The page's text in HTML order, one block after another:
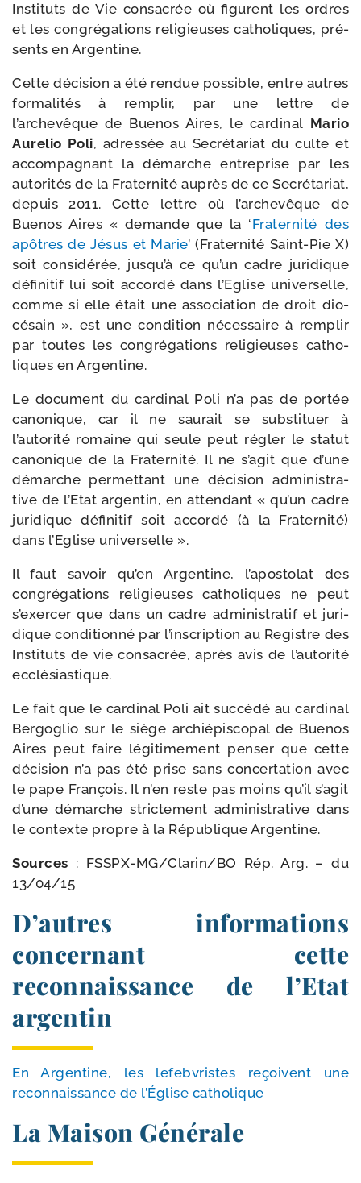
Instituts de Vie consa­crée où figurent les ordres
et les congré­ga­tions reli­gieuses catho­liques, pré­
sents en Argentine.
Cette déci­sion a été ren­due pos­sible, entre autres
for­ma­li­tés à rem­plir, par une lettre de
l’archevêque de Buenos Aires, le car­di­nal Mario
Aurelio Poli, adres­sée au Secrétariat du culte et
accom­pa­gnant la démarche entre­prise par les
auto­ri­tés de la Fraternité auprès de ce Secrétariat,
depuis 2011. Cette lettre où l’archevêque de
Buenos Aires « demande que la ‘Fraternité des
apôtres de Jésus et Marie’ (Fraternité Saint-​Pie X)
soit consi­dé­rée, jusqu’à ce qu’un cadre juri­dique
défi­ni­tif lui soit accor­dé dans l’Eglise uni­ver­selle,
comme si elle était une asso­cia­tion de droit dio­
cé­sain », est une condi­tion néces­saire à rem­plir
par toutes les congré­ga­tions reli­gieuses catho­
liques en Argentine.
Le docu­ment du car­di­nal Poli n’a pas de por­tée
cano­nique, car il ne sau­rait se sub­sti­tuer à
l’autorité romaine qui seule peut régler le sta­tut
cano­nique de la Fraternité. Il ne s’agit que d’une
démarche per­met­tant une déci­sion admi­nis­tra­
tive de l’Etat argen­tin, en atten­dant « qu’un cadre
juri­dique défi­ni­tif soit accor­dé (à la Fraternité)
dans l’Eglise universelle ».
Il faut savoir qu’en Argentine, l’apostolat des
congré­ga­tions reli­gieuses catho­liques ne peut
s’exercer que dans un cadre admi­nis­tra­tif et juri­
dique condi­tion­né par l’inscription au Registre des
Instituts de vie consa­crée, après avis de l’autorité
ecclésiastique.
Le fait que le car­di­nal Poli ait suc­cé­dé au car­di­nal
Bergoglio sur le siège archi­épis­co­pal de Buenos
Aires peut faire légi­ti­me­ment pen­ser que cette
déci­sion n’a pas été prise sans concer­ta­tion avec
le pape François. Il n’en reste pas moins qu’il s’agit
d’une démarche stric­te­ment admi­nis­tra­tive dans
le contexte propre à la République Argentine.
Sources : FSSPX-​MG/​Clarin/​BO Rép. Arg. – du
13/​04/​15
D’autres informations
concernant cette
reconnaissance de l’Etat
argentin
En Argentine, les lefeb­vristes reçoivent une
recon­nais­sance de l’Église catholique
La Maison Générale